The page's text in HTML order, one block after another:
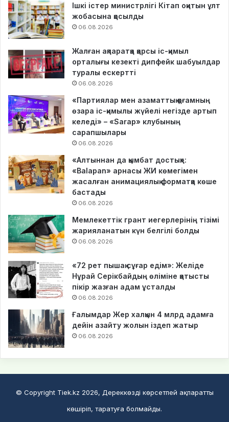
Ішкі істер министрлігі Кітап оқитын ұлт
жобасына қосылды
06.08.2026
Жалған ақпаратқа қарсы іс-қимыл
орталығы кезекті дипфейк шабуылдар
туралы ескертті
06.08.2026
«Партиялар мен азаматтық қоғамның
өзара іс-қимылы жүйелі негізде артып
келеді» – «Sarap» клубының
сарапшылары
06.08.2026
«Алтыннан да қымбат достық»:
«Balapan» арнасы ЖИ көмегімен
жасалған анимациялық форматқа көше
бастады
06.08.2026
Мемлекеттік грант иегерлерінің тізімі
жарияланатын күн белгілі болды
06.08.2026
«72 рет пышақ сұғар едім»: Желіде
Нұрай Серікбайдың өліміне қатысты
пікір жазған адам ұсталды
06.08.2026
Ғалымдар Жер халқын 4 млрд адамға
дейін азайту жолын іздеп жатыр
06.08.2026
© Copyright Tiek.kz 2026, Дереккөзді көрсетпей ақпаратты
көшіріп, таратуға болмайды.